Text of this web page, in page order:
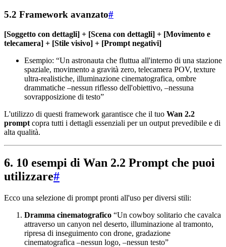
5.2 Framework avanzato#
[Soggetto con dettagli] + [Scena con dettagli] + [Movimento e
telecamera] + [Stile visivo] + [Prompt negativi]
Esempio: “Un astronauta che fluttua all'interno di una stazione
spaziale, movimento a gravità zero, telecamera POV, texture
ultra-realistiche, illuminazione cinematografica, ombre
drammatiche –nessun riflesso dell'obiettivo, –nessuna
sovrapposizione di testo”
L'utilizzo di questi framework garantisce che il tuo Wan 2.2
prompt copra tutti i dettagli essenziali per un output prevedibile e di
alta qualità.
6. 10 esempi di Wan 2.2 Prompt che puoi
utilizzare#
Ecco una selezione di prompt pronti all'uso per diversi stili:
Dramma cinematografico “Un cowboy solitario che cavalca
attraverso un canyon nel deserto, illuminazione al tramonto,
ripresa di inseguimento con drone, gradazione
cinematografica –nessun logo, –nessun testo”